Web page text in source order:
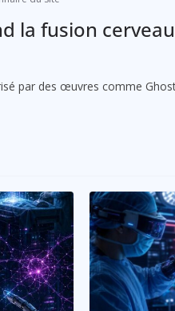
la fusion
par des œuvres comme